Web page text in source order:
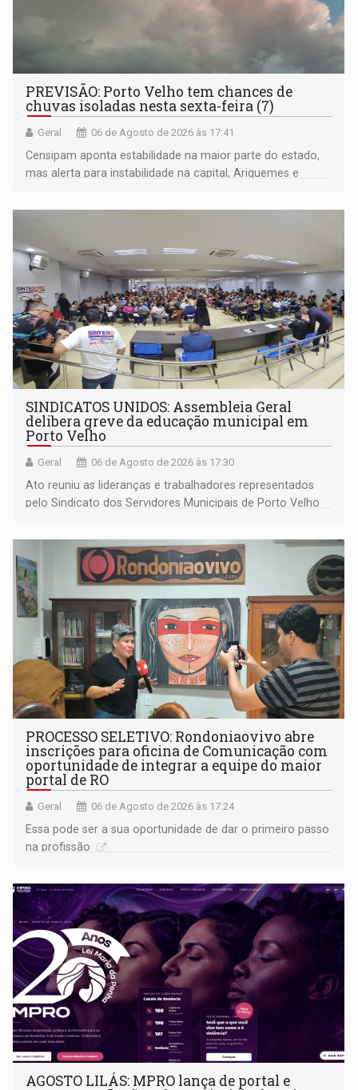
PREVISÃO: Porto Velho tem chances de
chuvas isoladas nesta sexta-feira (7)
Geral 06 de Agosto de 2026 às 17:41
Censipam aponta estabilidade na maior parte do estado,
mas alerta para instabilidade na capital, Ariquemes e
SINDICATOS UNIDOS: Assembleia Geral
delibera greve da educação municipal em
Porto Velho
Geral 06 de Agosto de 2026 às 17:30
Ato reuniu as lideranças e trabalhadores representados
pelo Sindicato dos Servidores Municipais de Porto Velho
PROCESSO SELETIVO: Rondoniaovivo abre
inscrições para oficina de Comunicação com
oportunidade de integrar a equipe do maior
portal de RO
Geral 06 de Agosto de 2026 às 17:24
Essa pode ser a sua oportunidade de dar o primeiro passo
na profissão
AGOSTO LILÁS: MPRO lança de portal e